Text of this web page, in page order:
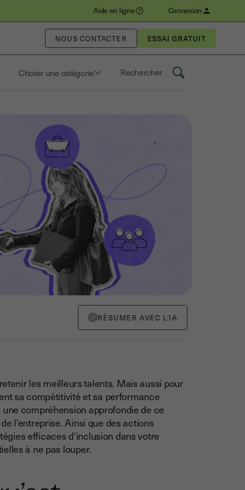
Aide en ligne Connexion
NOUS CONTACTER
Choisir une catégorie Saisissez un terme pour
RÉSUMER AVEC L'IA
les meilleurs talents. Mais aussi pour
sa compétitivité et sa performance
compréhension approfondie de ce
l’entreprise. Ainsi que des actions
efficaces d'inclusion dans votre
à ne pas louper.